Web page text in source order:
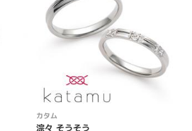
カタム
淙々 そうそう